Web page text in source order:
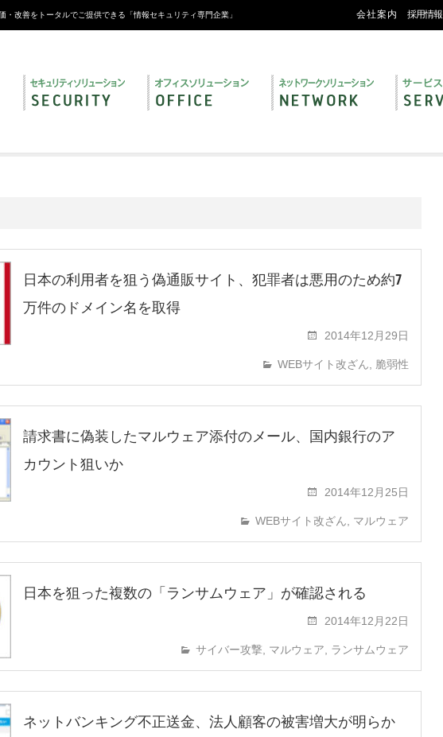
・改善をトータルでご提供できる「情報セキュリティ専門企業」 会社案内 採用情報
日本の利用者を狙う偽通販サイト、犯罪者は悪用のため約7
万件のドメイン名を取得
2014年12月29日
WEBサイト改ざん 脆弱性
請求書に偽装したマルウェア添付のメール、国内銀行のア
カウント狙いか
2014年12月25日
WEBサイト改ざん マルウェア
日本を狙った複数の「ランサムウェア」が確認される
2014年12月22日
サイバー攻撃 マルウェア ランサムウェア
ネットバンキング不正送金、法人顧客の被害増大が明らか